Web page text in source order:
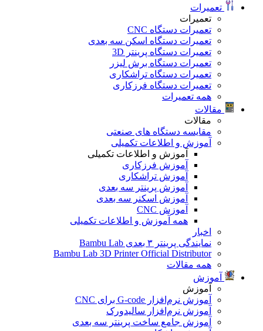
تعمیرات
تعمیرات
تعمیرات دستگاه CNC
تعمیرات دستگاه اسکن سه بعدی
تعمیرات دستگاه پرینتر 3D
تعمیرات دستگاه برش لیزر
تعمیرات دستگاه تراشکاری
تعمیرات دستگاه فرزکاری
همه تعمیرات
مقالات
مقالات
مقایسه دستگاه های صنعتی
آموزش و اطلاعات تکمیلی
آموزش و اطلاعات تکمیلی
آموزش فرزکاری
آموزش تراشکاری
آموزش پرینتر سه بعدی
آموزش اسکنر سه بعدی
آموزش CNC
همه آموزش و اطلاعات تکمیلی
اخبار
نمایندگی پرینتر ۳ بعدی Bambu Lab
Bambu Lab 3D Printer Official Distributor
همه مقالات
آموزش
آموزش
آموزش نرم‌افزار G-code برای CNC
آموزش نرم‌افزار سالیدورک
آموزش جامع ساخت پرینتر سه بعدی